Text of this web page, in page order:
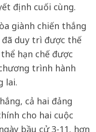
định cuối cùng.
giành chiến thắng
duy trì được thế
hạn chế được
trình hành
lai.
cả hai đảng
cho hai cuộc
bầu cử 3-11, hơn